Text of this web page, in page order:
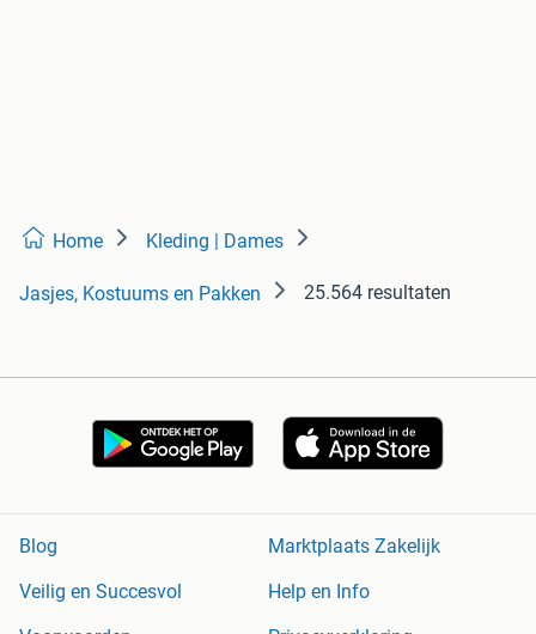
Home Kleding | Dames
Jasjes, Kostuums en Pakken 25.564 resultaten
Blog
Marktplaats Zakelijk
Veilig en Succesvol
Help en Info